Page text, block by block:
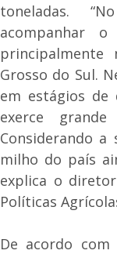
toneladas.
acompanhar o
Grosso do Sul.
em estágios de
exerce
Considerando a
milho do país
explica o
Políticas
De acordo